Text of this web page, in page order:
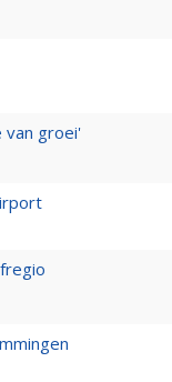
van groei'